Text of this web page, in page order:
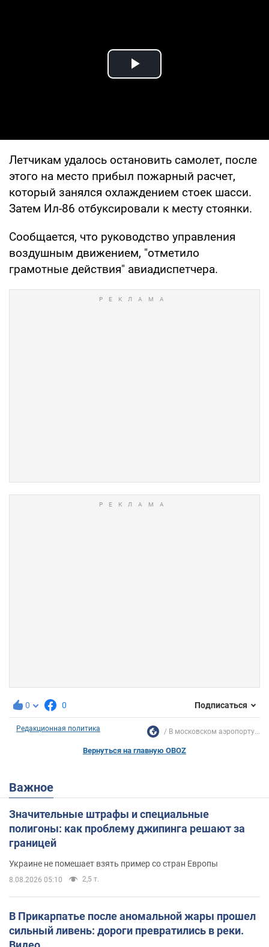
Play Video
Летчикам удалось остановить самолет, после
этого на место прибыл пожарный расчет,
который занялся охлаждением стоек шасси.
Затем Ил-86 отбуксировали к месту стоянки.
Сообщается, что руководство управления
воздушным движением, "отметило
грамотные действия" авиадиспетчера.
0 0 Подписаться
Редакционная политика В московском аэропорту...
Вернуться на главную OBOZ
Важное
Значительные штрафы и специальные
полигоны: как проблему джипинга решают за
границей
Украине не помешает взять пример со стран Европы
8.08.2026 05:10 2,5 т.
В Прикарпатье после аномальной жары прошел
сильный ливень: дороги превратились в реки.